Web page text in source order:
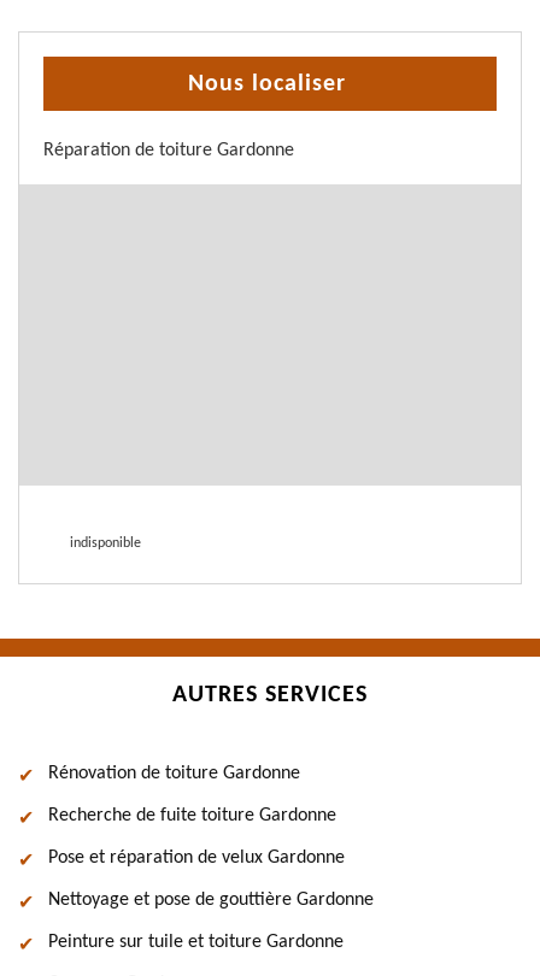
Nous localiser
Réparation de toiture Gardonne
indisponible
AUTRES SERVICES
Rénovation de toiture Gardonne
Recherche de fuite toiture Gardonne
Pose et réparation de velux Gardonne
Nettoyage et pose de gouttière Gardonne
Peinture sur tuile et toiture Gardonne